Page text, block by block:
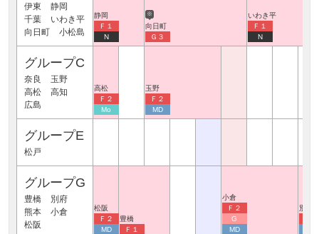
伊東
静岡
千葉
いわき平
向日町
小松島
静岡
Ｆ１
N
※
向日町
Ｇ３
いわき平
Ｆ１
N
グループC
奈良
玉野
高松
高知
広島
高松
Ｆ２
Mo
玉野
Ｆ２
MD
グループE
松戸
グループG
豊橋
別府
熊本
小倉
松阪
松阪
Ｆ２
MD
豊橋
Ｆ１
小倉
Ｆ２
G
MD
別府